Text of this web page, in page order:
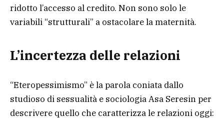
ridotto l’accesso al credito. Non sono solo le
variabili “strutturali” a ostacolare la maternità.
L’incertezza delle relazioni
“Eteropessimismo” è la parola coniata dallo
studioso di sessualità e sociologia Asa Seresin per
descrivere quello che caratterizza le relazioni oggi: